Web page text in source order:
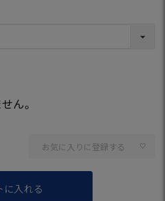
ん。
お気に入りに登録する
に入れる